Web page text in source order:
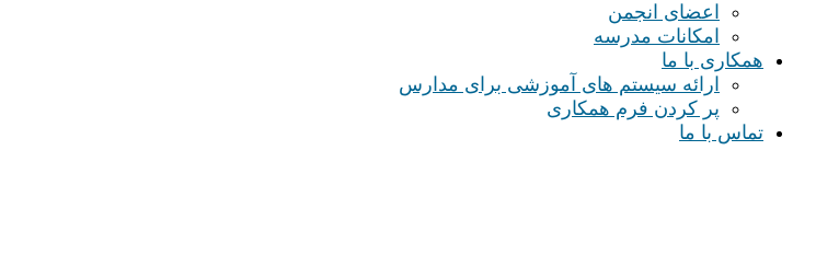
اعضای انجمن
امکانات مدرسه
همکاری با ما
ارائه سیستم های آموزشی برای مدارس
پر کردن فرم همکاری
تماس با ما